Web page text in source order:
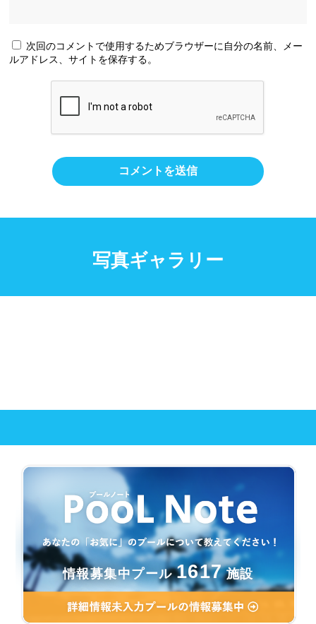
次回のコメントで使用するためブラウザーに自分の名前、メー
ルアドレス、サイトを保存する。
写真ギャラリー
情報募集中プール 1617 施設